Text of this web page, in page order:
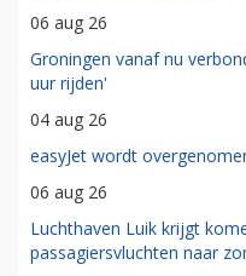
06 aug 26
Groningen vanaf nu
uur rijden'
04 aug 26
easyJet wordt
06 aug 26
Luchthaven Luik krijgt
passagiersvluchten naar